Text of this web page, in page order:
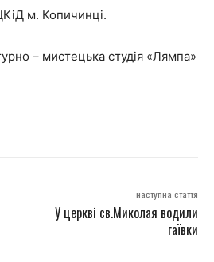
м. Копичинці.
– мистецька студія «Лямпа»
наступна стаття
У церкві св.Миколая водили
гаївки